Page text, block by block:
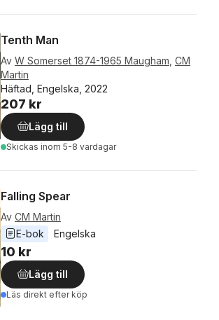
Tenth Man
Av W Somerset 1874-1965 Maugham CM
Martin
Häftad, Engelska, 2022
207 kr
Lägg till
Skickas inom 5-8 vardagar
Falling Spear
Av CM Martin
E-bok
Engelska
10 kr
Lägg till
Läs direkt efter köp